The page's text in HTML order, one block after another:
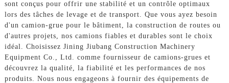
sont conçus pour offrir une stabilité et un contrôle optimaux
lors des tâches de levage et de transport. Que vous ayez besoin
d'un camion-grue pour le bâtiment, la construction de routes ou
d'autres projets, nos camions fiables et durables sont le choix
idéal. Choisissez Jining Jiubang Construction Machinery
Equipment Co., Ltd. comme fournisseur de camions-grues et
découvrez la qualité, la fiabilité et les performances de nos
produits. Nous nous engageons à fournir des équipements de